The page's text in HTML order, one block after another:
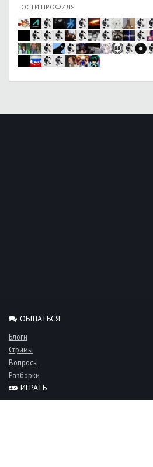
ГОСТИ ПРОФИЛЯ
ОБЩАТЬСЯ
Блоги
Стримы
Вопросы
Разборки
ИГРАТЬ